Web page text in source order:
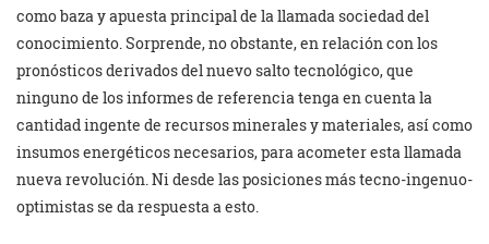
como baza y apuesta principal de la llamada sociedad del
conocimiento. Sorprende, no obstante, en relación con los
pronósticos derivados del nuevo salto tecnológico, que
ninguno de los informes de referencia tenga en cuenta la
cantidad ingente de recursos minerales y materiales, así como
insumos energéticos necesarios, para acometer esta llamada
nueva revolución. Ni desde las posiciones más tecno-ingenuo-
optimistas se da respuesta a esto.